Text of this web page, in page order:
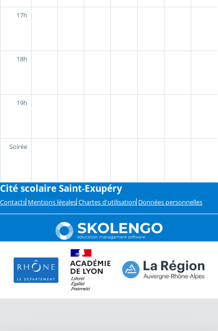
17h
18h
19h
Soirée
Cité scolaire Saint-Exupéry
Contacts Mentions légales Chartes d'utilisation Données personnelles